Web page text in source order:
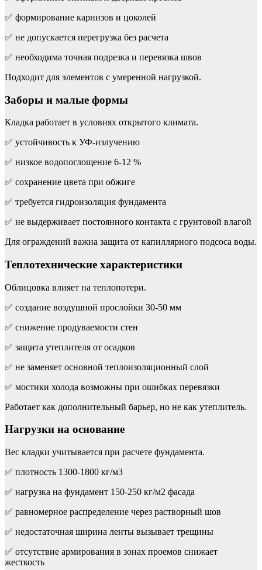
✅ формирование карнизов и цоколей
✅ не допускается перегрузка без расчета
✅ необходима точная подрезка и перевязка швов
Подходит для элементов с умеренной нагрузкой.
Заборы и малые формы
Кладка работает в условиях открытого климата.
✅ устойчивость к УФ-излучению
✅ низкое водопоглощение 6-12 %
✅ сохранение цвета при обжиге
✅ требуется гидроизоляция фундамента
✅ не выдерживает постоянного контакта с грунтовой влагой
Для ограждений важна защита от капиллярного подсоса воды.
Теплотехнические характеристики
Облицовка влияет на теплопотери.
✅ создание воздушной прослойки 30-50 мм
✅ снижение продуваемости стен
✅ защита утеплителя от осадков
✅ не заменяет основной теплоизоляционный слой
✅ мостики холода возможны при ошибках перевязки
Работает как дополнительный барьер, но не как утеплитель.
Нагрузки на основание
Вес кладки учитывается при расчете фундамента.
✅ плотность 1300-1800 кг/м3
✅ нагрузка на фундамент 150-250 кг/м2 фасада
✅ равномерное распределение через растворный шов
✅ недостаточная ширина ленты вызывает трещины
✅ отсутствие армирования в зонах проемов снижает
жесткость